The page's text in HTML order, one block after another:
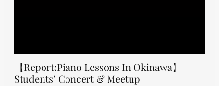
【Report:Piano Lessons In Okinawa】
Students’ Concert & Meetup